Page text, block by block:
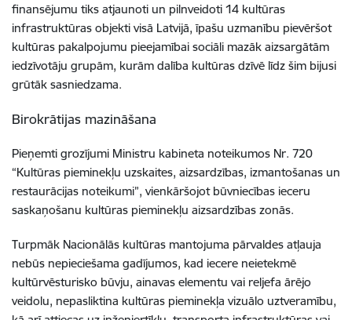
finansējumu tiks atjaunoti un pilnveidoti 14 kultūras
infrastruktūras objekti visā Latvijā, īpašu uzmanību pievēršot
kultūras pakalpojumu pieejamībai sociāli mazāk aizsargātām
iedzīvotāju grupām, kurām dalība kultūras dzīvē līdz šim bijusi
grūtāk sasniedzama.
Birokrātijas mazināšana
Pieņemti grozījumi Ministru kabineta noteikumos Nr. 720
“Kultūras pieminekļu uzskaites, aizsardzības, izmantošanas un
restaurācijas noteikumi”, vienkāršojot būvniecības ieceru
saskaņošanu kultūras pieminekļu aizsardzības zonās.
Turpmāk Nacionālās kultūras mantojuma pārvaldes atļauja
nebūs nepieciešama gadījumos, kad iecere neietekmē
kultūrvēsturisko būvju, ainavas elementu vai reljefa ārējo
veidolu, nepasliktina kultūras pieminekļa vizuālo uztveramību,